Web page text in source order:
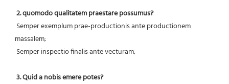
2. quomodo qualitatem praestare possumus?
massalem;
Semper inspectio finalis ante vecturam;
3. Quid a nobis emere potes?